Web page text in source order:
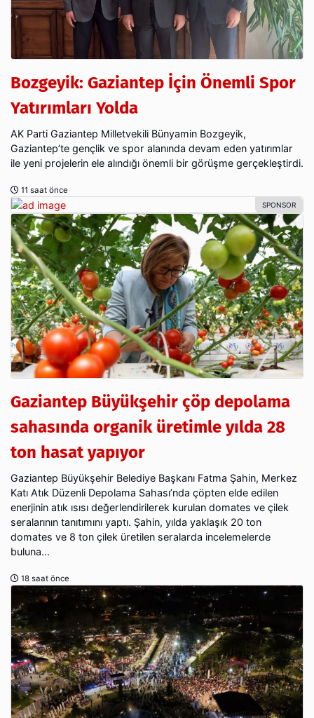
Bozgeyik: Gaziantep İçin Önemli Spor
Yatırımları Yolda
AK Parti Gaziantep Milletvekili Bünyamin Bozgeyik,
Gaziantep’te gençlik ve spor alanında devam eden yatırımlar
ile yeni projelerin ele alındığı önemli bir görüşme gerçekleştirdi.
11 saat önce
Gaziantep Büyükşehir çöp depolama
sahasında organik üretimle yılda 28
ton hasat yapıyor
Gaziantep Büyükşehir Belediye Başkanı Fatma Şahin, Merkez
Katı Atık Düzenli Depolama Sahası’nda çöpten elde edilen
enerjinin atık ısısı değerlendirilerek kurulan domates ve çilek
seralarının tanıtımını yaptı. Şahin, yılda yaklaşık 20 ton
domates ve 8 ton çilek üretilen seralarda incelemelerde
buluna...
18 saat önce